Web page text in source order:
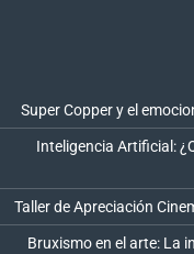
Super Copper y el
Inteligencia Artificial:
Taller de Apreciación
Bruxismo en el arte: La